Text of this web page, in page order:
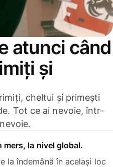
atunci când
și
cheltui și primești
Tot ce ai nevoie, într-
mers, la nivel global.
la îndemână în același loc